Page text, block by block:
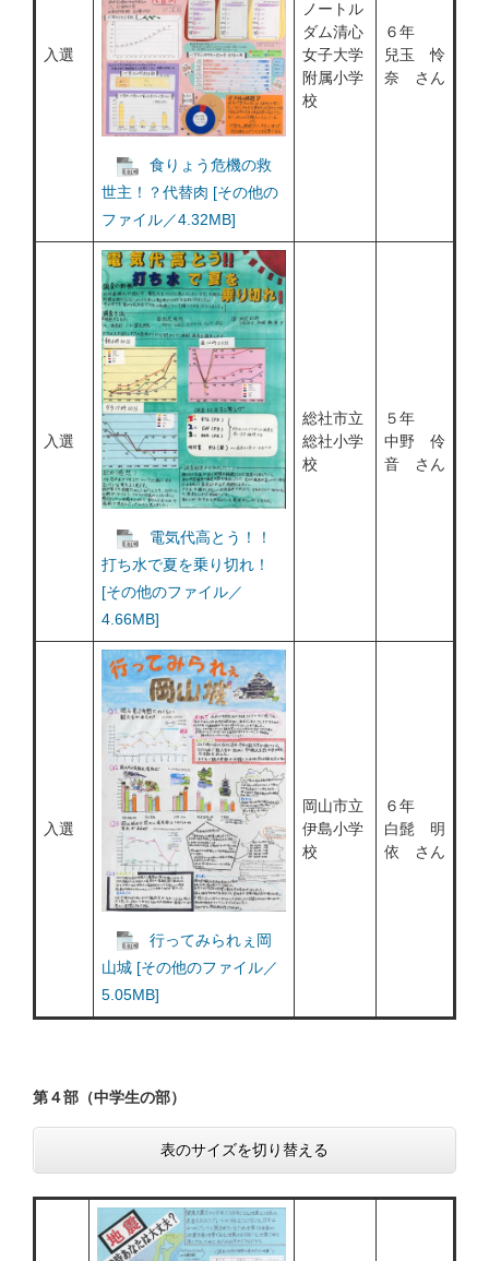
入選
食りょう危機の救
世主！？代替肉 [その他の
ファイル／4.32MB]
ノートル
ダム清心
女子大学
附属小学
校
６年
兒玉 怜
奈 さん
入選
電気代高とう！！
打ち水で夏を乗り切れ！
[その他のファイル／
4.66MB]
総社市立
総社小学
校
５年
中野 伶
音 さん
入選
行ってみられぇ岡
山城 [その他のファイル／
5.05MB]
岡山市立
伊島小学
校
６年
白髭 明
依 さん
第４部（中学生の部）
表のサイズを切り替える